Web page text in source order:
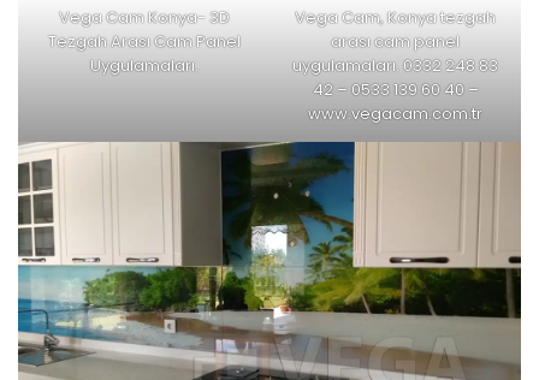
Vega Cam Konya- 3D
Tezgah Arası Cam Panel
Uygulamaları.
Vega Cam, Konya tezgah
arası cam panel
uygulamaları. 0332 248 83
42 – 0533 139 60 40 –
www.vegacam.com.tr